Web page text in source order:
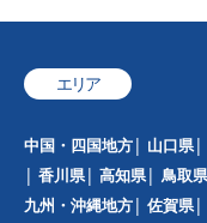
エリア
中国・四国地方 山口県
香川県
高知県
鳥取県
九州・沖縄地方
佐賀県